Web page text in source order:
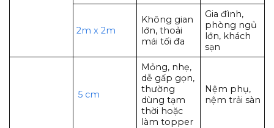
2m x 2m
Không gian
lớn, thoải
mái tối đa
Gia đình,
phòng ngủ
lớn, khách
sạn
5 cm
Mỏng, nhẹ,
dễ gấp gọn,
thường
dùng tạm
thời hoặc
làm topper
Nệm phụ,
nệm trải sàn